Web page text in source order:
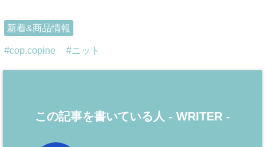
新着&商品情報
cop.copine ニット
この記事を書いている人 - WRITER -